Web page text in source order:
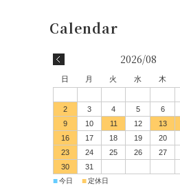
2026/08
日 月 火 水 木
2
3 4 5 6
9
10 11 12 13
16
17 18 19 20
23
24 25 26 27
30
31
■今日 ■定休日